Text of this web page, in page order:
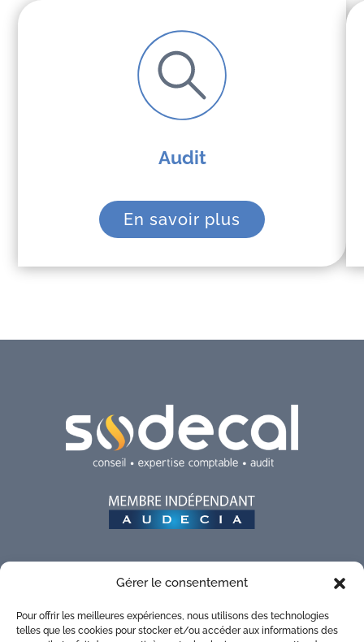
Gérer le consentement
Pour offrir les meilleures expériences, nous utilisons des technologies
telles que les cookies pour stocker et/ou accéder aux informations des
Audit
En savoir plus